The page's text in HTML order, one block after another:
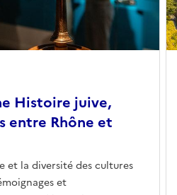
Histoire juive,
entre Rhône et
et la diversité des cultures
et